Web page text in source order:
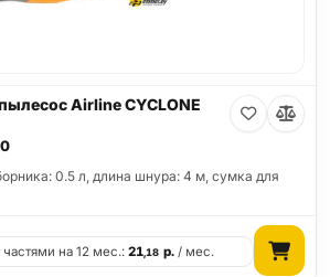
Airline CYCLONE
0.5 л, длина шнура: 4 м, сумка для
частями на 12 мес.:21,18 р./ мес.